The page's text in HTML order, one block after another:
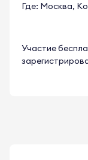
Где: Москва,
Участие